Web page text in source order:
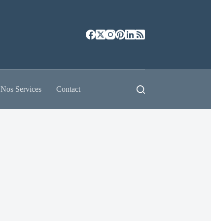
Nos Services Contact